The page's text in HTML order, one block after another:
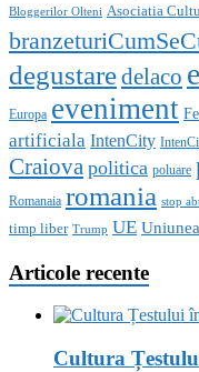
Bloggerilor Olteni Asociatia
degustaredelaco
Europa eveniment
artificiala IntenCity
Craiova politica poluare
Romanaia romania stop
timp liber Trump UE
Articole recente
Cultura